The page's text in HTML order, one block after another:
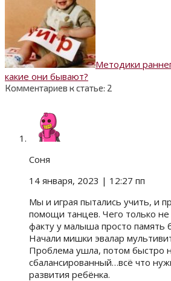
Методики
какие они бывают?
Комментариев к статье: 2
Соня
14 января, 2023 | 12:27 пп
Мы и играя пытались учить, и
помощи танцев. Чего только
факту у малыша просто память
Начали мишки эвалар
Проблема ушла, потом быстро
сбалансированный…всё что
развития ребёнка.